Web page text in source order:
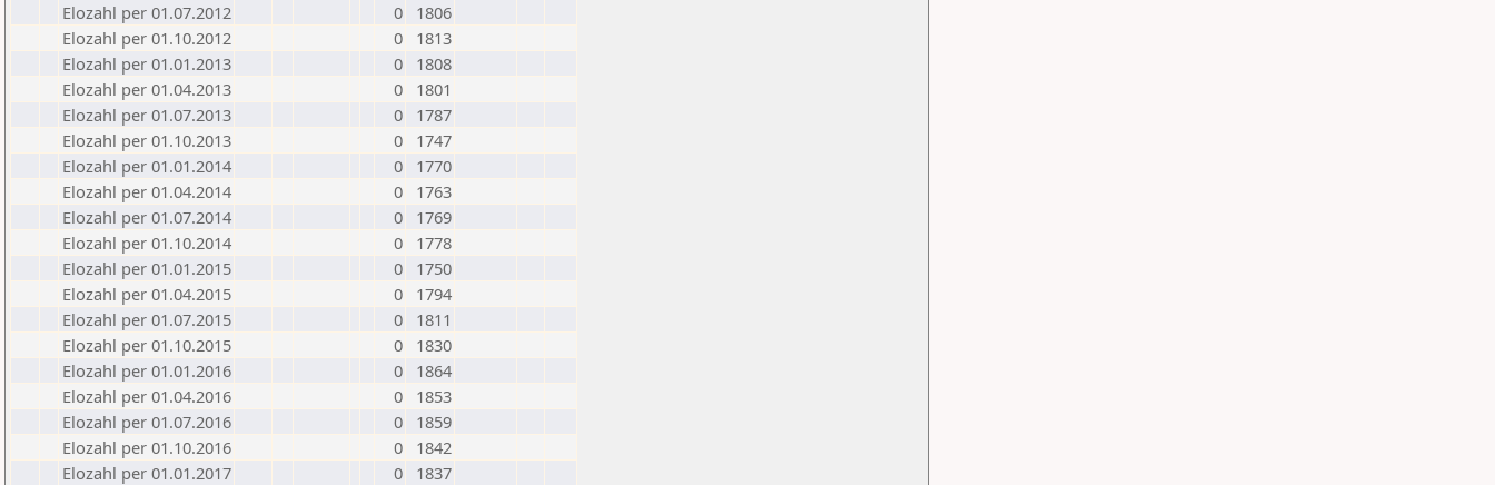
Elozahl per 01.07.2012
0
1806
Elozahl per 01.10.2012
0
1813
Elozahl per 01.01.2013
0
1808
Elozahl per 01.04.2013
0
1801
Elozahl per 01.07.2013
0
1787
Elozahl per 01.10.2013
0
1747
Elozahl per 01.01.2014
0
1770
Elozahl per 01.04.2014
0
1763
Elozahl per 01.07.2014
0
1769
Elozahl per 01.10.2014
0
1778
Elozahl per 01.01.2015
0
1750
Elozahl per 01.04.2015
0
1794
Elozahl per 01.07.2015
0
1811
Elozahl per 01.10.2015
0
1830
Elozahl per 01.01.2016
0
1864
Elozahl per 01.04.2016
0
1853
Elozahl per 01.07.2016
0
1859
Elozahl per 01.10.2016
0
1842
Elozahl per 01.01.2017
0
1837